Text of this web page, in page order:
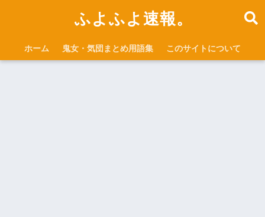
ふよふよ速報。
ホーム 鬼女・気団まとめ用語集 このサイトについて